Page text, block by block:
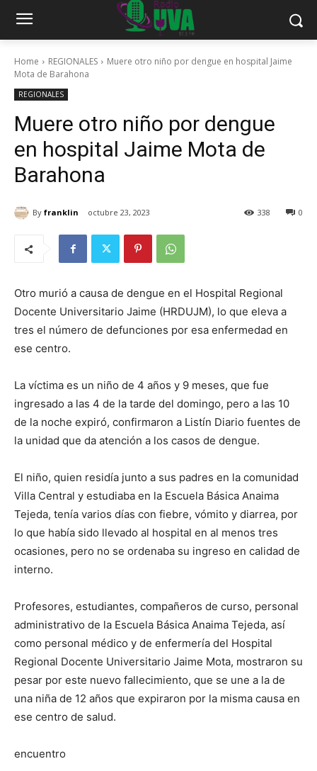
Home REGIONALES
Muere otro niño por dengue en hospital Jaime
Mota de Barahona
REGIONALES
Muere otro niño por dengue
en hospital Jaime Mota de
Barahona
By franklin octubre 23, 2023 0
338
Otro murió a causa de dengue en el Hospital Regional
Docente Universitario Jaime (HRDUJM), lo que eleva a
tres el número de defunciones por esa enfermedad en
ese centro.
La víctima es un niño de 4 años y 9 meses, que fue
ingresado a las 4 de la tarde del domingo, pero a las 10
de la noche expiró, confirmaron a Listín Diario fuentes de
la unidad que da atención a los casos de dengue.
El niño, quien residía junto a sus padres en la comunidad
Villa Central y estudiaba en la Escuela Básica Anaima
Tejeda, tenía varios días con fiebre, vómito y diarrea, por
lo que había sido llevado al hospital en al menos tres
ocasiones, pero no se ordenaba su ingreso en calidad de
interno.
Profesores, estudiantes, compañeros de curso, personal
administrativo de la Escuela Básica Anaima Tejeda, así
como personal médico y de enfermería del Hospital
Regional Docente Universitario Jaime Mota, mostraron su
pesar por este nuevo fallecimiento, que se une a la de
una niña de 12 años que expiraron por la misma causa en
ese centro de salud.
encuentro